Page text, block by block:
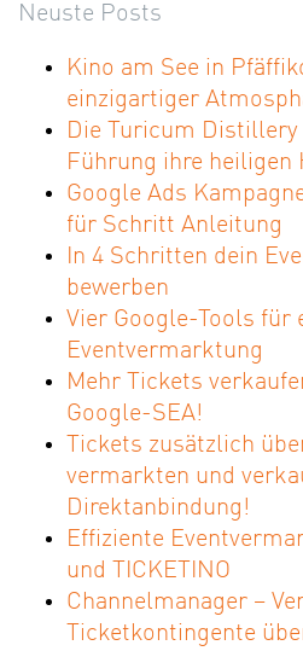
Neuste Posts
Kino am See in
einzigartiger
Die Turicum
Führung ihre heiligen
Google Ads
für Schritt Anleitung
In 4 Schritten dein
bewerben
Vier Google-Tools für
Eventvermarktung
Mehr Tickets
Google-SEA!
Tickets zusätzlich
vermarkten und
Direktanbindung!
Effiziente
und TICKETINO
Channelmanager –
Ticketkontingente